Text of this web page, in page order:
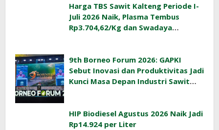
Harga TBS Sawit Kalteng Periode I-
Juli 2026 Naik, Plasma Tembus
Rp3.704,62/Kg dan Swadaya
9th Borneo Forum 2026: GAPKI
Sebut Inovasi dan Produktivitas Jadi
Kunci Masa Depan Industri Sawit
HIP Biodiesel Agustus 2026 Naik Jadi
Rp14.924 per Liter